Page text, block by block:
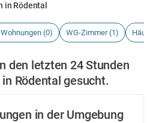
in Rödental
(0) WG-Zimmer (1)
den letzten 24 Stunden
Rödental gesucht.
in der Umgebung